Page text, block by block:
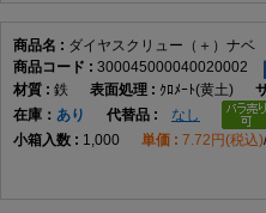
ダイヤスクリュー（＋）ナベ
300045000040020002
鉄
ｸﾛﾒｰﾄ(黄土)
在庫
あり
なし
1,000
7.72円(税込)